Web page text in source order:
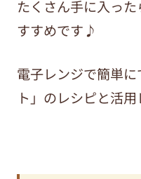
たくさん手に入っ
すすめです♪
電子レンジで簡単
ト」のレシピと活